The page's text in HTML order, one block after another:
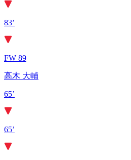
83’
FW 89
高木 大輔
65’
65’